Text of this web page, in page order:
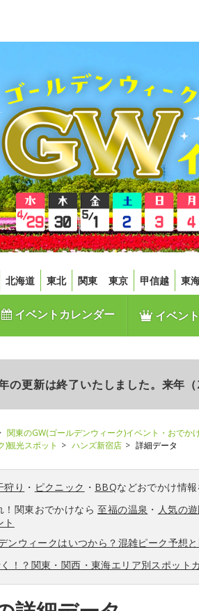
北海道 東北 関東 東京 甲信越 東
イベントカレンダー イベン
の更新は終了いたしました。来年
関東のGW(ゴールデンウィーク)イベント・おでか
)観光スポット
ハンズ新宿店 詳細データ
狩り ・ ピクニック ・ BBQなどおでかけ情
！関東おでかけなら至福の温泉 ・ 人気の
ンウィークはいつから？混雑ピーク予想
！？関東・関西・東海エリア別スポット